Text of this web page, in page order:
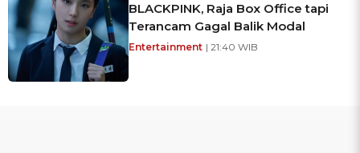
BLACKPINK, Raja Box Office tapi
Terancam Gagal Balik Modal
Entertainment | 21:40 WIB